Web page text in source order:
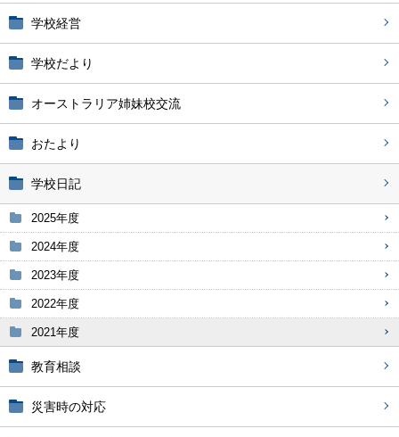
学校経営
学校だより
オーストラリア姉妹校交流
おたより
学校日記
2025年度
2024年度
2023年度
2022年度
2021年度
教育相談
災害時の対応